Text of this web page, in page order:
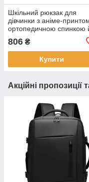
Шкільний рюкзак для
дівчинки з аніме-
ортопедичною спинкою
806 ₴
Купити
Акційні пропозиції